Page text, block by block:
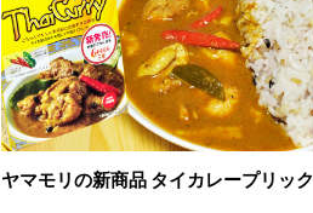
ヤマモリの新商品 タイカレープリック